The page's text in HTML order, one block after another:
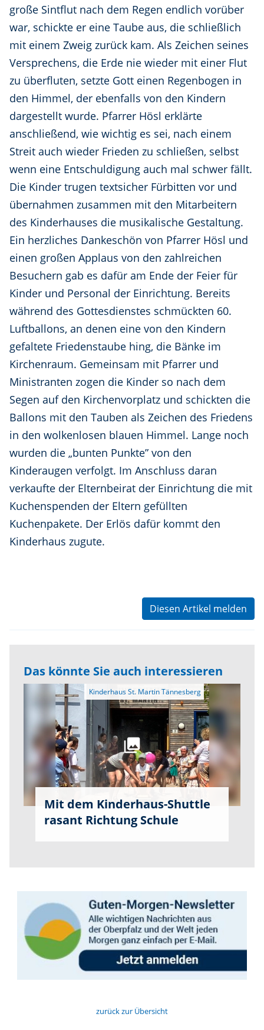
große Sintflut nach dem Regen endlich vorüber
war, schickte er eine Taube aus, die schließlich
mit einem Zweig zurück kam. Als Zeichen seines
Versprechens, die Erde nie wieder mit einer Flut
zu überfluten, setzte Gott einen Regenbogen in
den Himmel, der ebenfalls von den Kindern
dargestellt wurde. Pfarrer Hösl erklärte
anschließend, wie wichtig es sei, nach einem
Streit auch wieder Frieden zu schließen, selbst
wenn eine Entschuldigung auch mal schwer fällt.
Die Kinder trugen textsicher Fürbitten vor und
übernahmen zusammen mit den Mitarbeitern
des Kinderhauses die musikalische Gestaltung.
Ein herzliches Dankeschön von Pfarrer Hösl und
einen großen Applaus von den zahlreichen
Besuchern gab es dafür am Ende der Feier für
Kinder und Personal der Einrichtung. Bereits
während des Gottesdienstes schmückten 60.
Luftballons, an denen eine von den Kindern
gefaltete Friedenstaube hing, die Bänke im
Kirchenraum. Gemeinsam mit Pfarrer und
Ministranten zogen die Kinder so nach dem
Segen auf den Kirchenvorplatz und schickten die
Ballons mit den Tauben als Zeichen des Friedens
in den wolkenlosen blauen Himmel. Lange noch
wurden die „bunten Punkte” von den
Kinderaugen verfolgt. Im Anschluss daran
verkaufte der Elternbeirat der Einrichtung die mit
Kuchenspenden der Eltern gefüllten
Kuchenpakete. Der Erlös dafür kommt den
Kinderhaus zugute.
Diesen Artikel melden
Das könnte Sie auch interessieren
Kinderhaus St. Martin Tännesberg
Mit dem Kinderhaus-Shuttle
rasant Richtung Schule
zurück zur Übersicht